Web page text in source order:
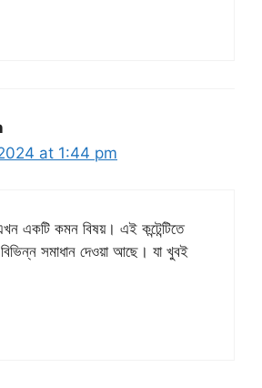
at 1:44 pm
একটি কমন বিষয়। এই কন্টেন্টিতে
সমাধান দেওয়া আছে। যা খুবই